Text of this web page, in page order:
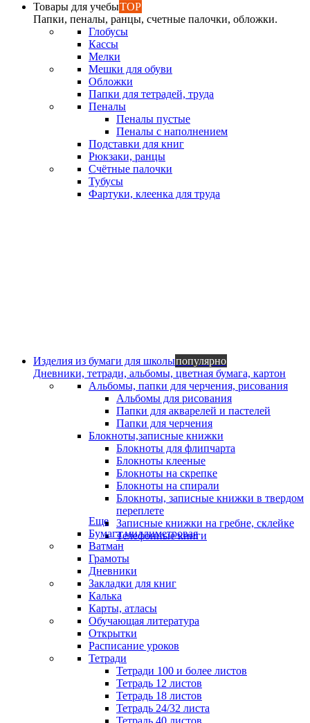
Товары для учебыTOP
Папки, пеналы, ранцы, счетные палочки, обложки.
Глобусы
Кассы
Мелки
Мешки для обуви
Обложки
Папки для тетрадей, труда
Пеналы
Пеналы пустые
Пеналы с наполнением
Подставки для книг
Рюкзаки, ранцы
Счётные палочки
Тубусы
Фартуки, клеенка для труда
Изделия из бумаги для школыпопулярно
Дневники, тетради, альбомы, цветная бумага, картон
Альбомы, папки для черчения, рисования
Альбомы для рисования
Папки для акварелей и пастелей
Папки для черчения
Блокноты,записные книжки
Блокноты для флипчарта
Блокноты клееные
Блокноты на скрепке
Блокноты на спирали
Блокноты, записные книжки в твердом
переплете
Записные книжки на гребне, склейке
Телефонные книги
Еще
Бумага миллиметровая
Ватман
Грамоты
Дневники
Закладки для книг
Калька
Карты, атласы
Обучающая литература
Открытки
Расписание уроков
Тетради
Тетради 100 и более листов
Тетрадь 12 листов
Тетрадь 18 листов
Тетрадь 24/32 листа
Тетрадь 40 листов